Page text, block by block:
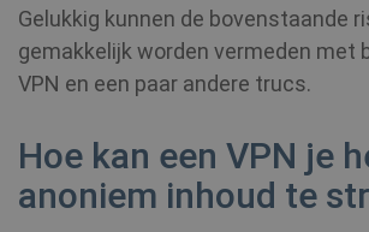
Gelukkig kunnen de bovenstaande
gemakkelijk worden vermeden met
VPN en een paar andere trucs.
Hoe kan een VPN je
anoniem inhoud te